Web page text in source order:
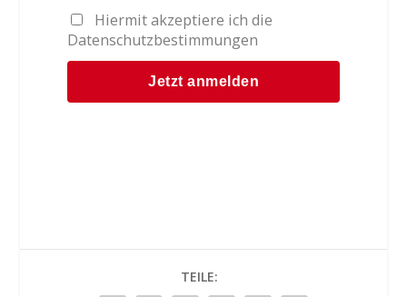
Hiermit akzeptiere ich die
Datenschutzbestimmungen
TEILE: